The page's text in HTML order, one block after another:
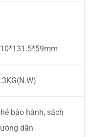
bảo hành, sách
dẫn